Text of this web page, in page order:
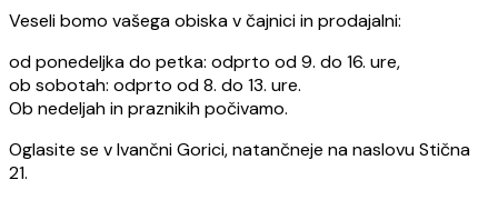
Veseli bomo vašega obiska v čajnici in prodajalni:
od ponedeljka do petka: odprto od 9. do 16. ure,
ob sobotah: odprto od 8. do 13. ure.
Ob nedeljah in praznikih počivamo.
Oglasite se v Ivančni Gorici, natančneje na naslovu Stična
21.